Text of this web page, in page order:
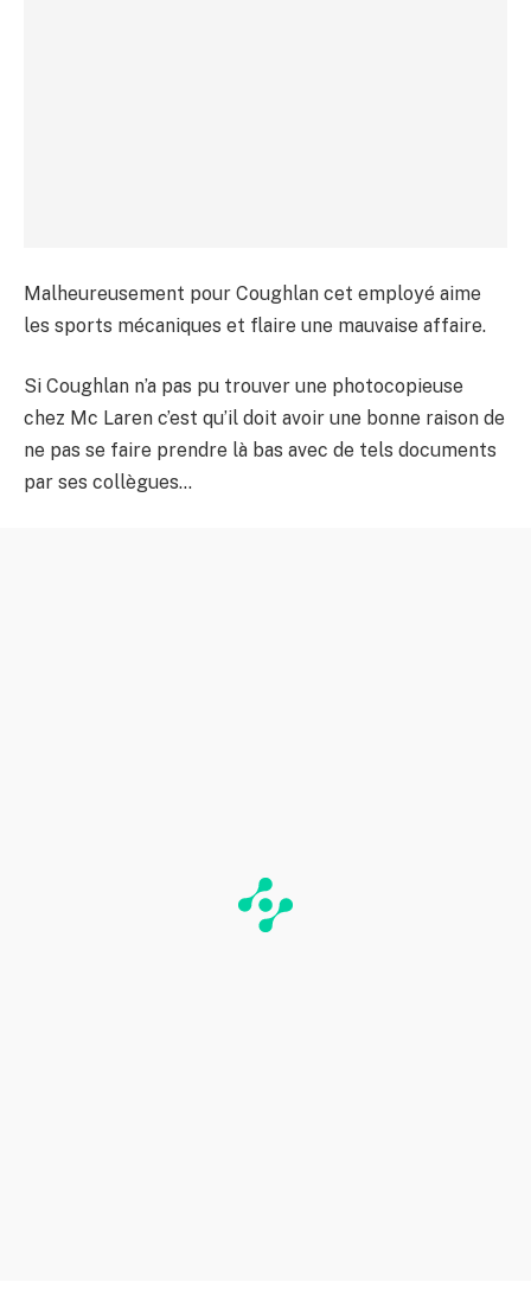
Malheureusement pour Coughlan cet employé aime
les sports mécaniques et flaire une mauvaise affaire.
Si Coughlan n’a pas pu trouver une photocopieuse
chez Mc Laren c’est qu’il doit avoir une bonne raison de
ne pas se faire prendre là bas avec de tels documents
par ses collègues…